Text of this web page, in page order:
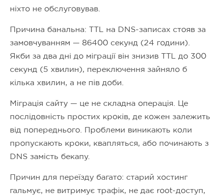
ніхто не обслуговував.
Причина банальна: TTL на DNS-записах стояв за
замовчуванням — 86400 секунд (24 години).
Якби за два дні до міграції він знизив TTL до 300
секунд (5 хвилин), переключення зайняло б
кілька хвилин, а не пів доби.
Міграція сайту — це не складна операція. Це
послідовність простих кроків, де кожен залежить
від попереднього. Проблеми виникають коли
пропускають кроки, квапляться, або починають з
DNS замість бекапу.
Причин для переїзду багато: старий хостинг
гальмує, не витримує трафік, не дає root-доступ,